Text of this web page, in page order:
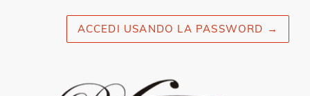
ACCEDI USANDO LA PASSWORD →